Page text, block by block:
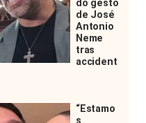
do gesto
de José
Antonio
Neme
tras
accident
“Estamo
s